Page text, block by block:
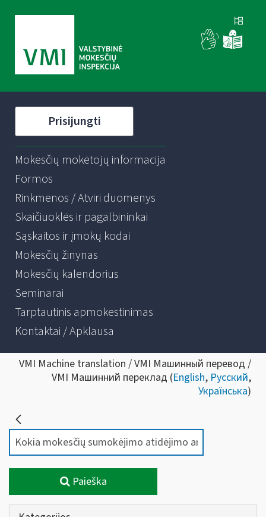
Prisijungti
Mokesčių mokėtojų informacija
Formos
Rinkmenos / Atviri duomenys
Skaičiuoklės ir pagalbininkai
Sąskaitos ir įmokų kodai
Mokesčių žinynas
Mokesčių kalendorius
Seminarai
Tarptautinis apmokestinimas
Kontaktai / Apklausa
VMI Machine translation / VMI Машинный перевод /
VMI Машинний переклад (English, Русский,
Українська)
Paieška